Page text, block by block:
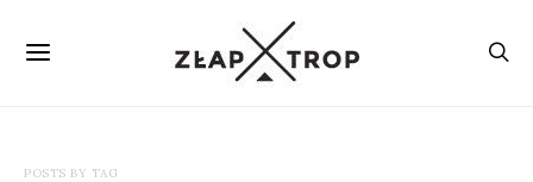
POSTS BY TAG